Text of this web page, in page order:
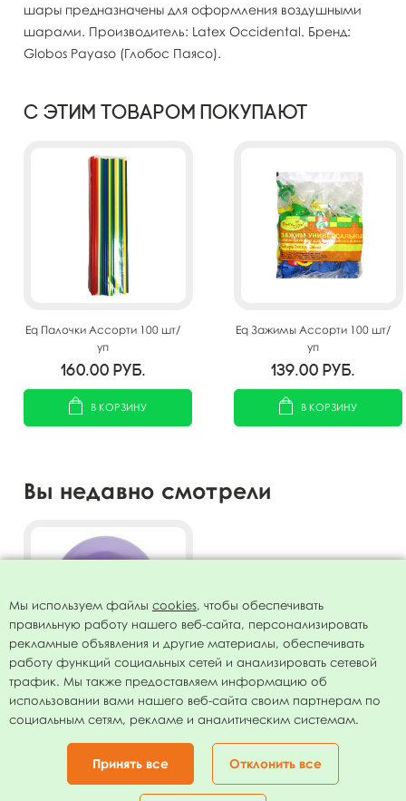
шары предназначены для оформления воздушными
шарами. Производитель: Latex Occidental. Бренд:
Globos Payaso (Глобос Паясо).
С этим товаром покупают
Eq Палочки Ассорти 100 шт/
уп
160.00 руб.
В КОРЗИНУ
Eq Зажимы Ассорти 100 шт/
уп
139.00 руб.
В КОРЗИНУ
Вы недавно смотрели
Воздушный шар 9"/23см
Декоратор VIOLET LAVENDER
056 100шт
462.00руб.
Мы используем файлы cookies, чтобы обеспечивать
правильную работу нашего веб-сайта, персонализировать
рекламные объявления и другие материалы, обеспечивать
работу функций социальных сетей и анализировать сетевой
трафик. Мы также предоставляем информацию об
использовании вами нашего веб-сайта своим партнерам по
социальным сетям, рекламе и аналитическим системам.
Принять все Отклонить все